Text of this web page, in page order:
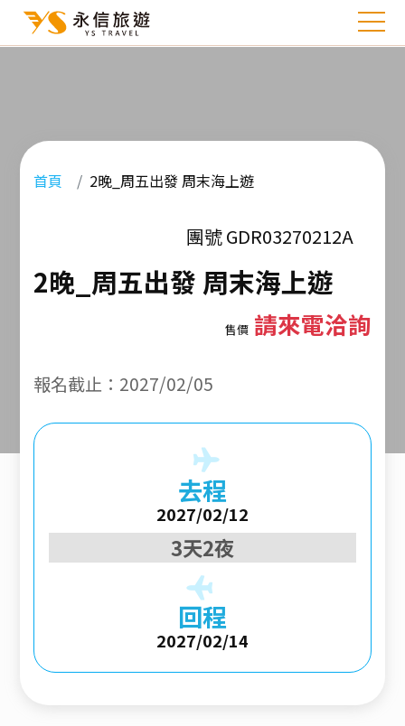
首頁 2晚_周五出發 周末海上遊
團號 GDR03270212A
2晚_周五出發 周末海上遊
售價請來電洽詢
報名截止：2027/02/05
去程
2027/02/12
3天2夜
回程
2027/02/14